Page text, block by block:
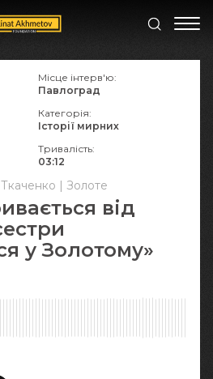
| Золоте
від
у Золотому»
Місце інтерв'ю:
Павлоград
Категорія:
Історії мирних
Тривалість:
03:12